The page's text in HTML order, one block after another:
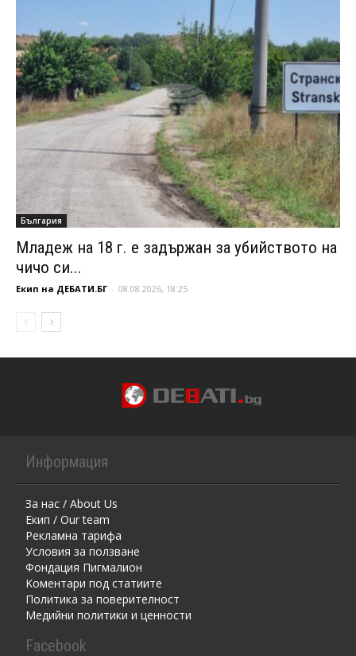
България
Младеж на 18 г. е задържан за убийството на
чичо си...
Екип на ДЕБАТИ.БГ - 08.08.2026, 18:25
Информация
За нас / About Us
Екип / Our team
Рекламна тарифа
Условия за ползване
Фондация Пигмалион
Kоментaри под статиите
Политика за поверителност
Медийни политики и ценности
Facebook